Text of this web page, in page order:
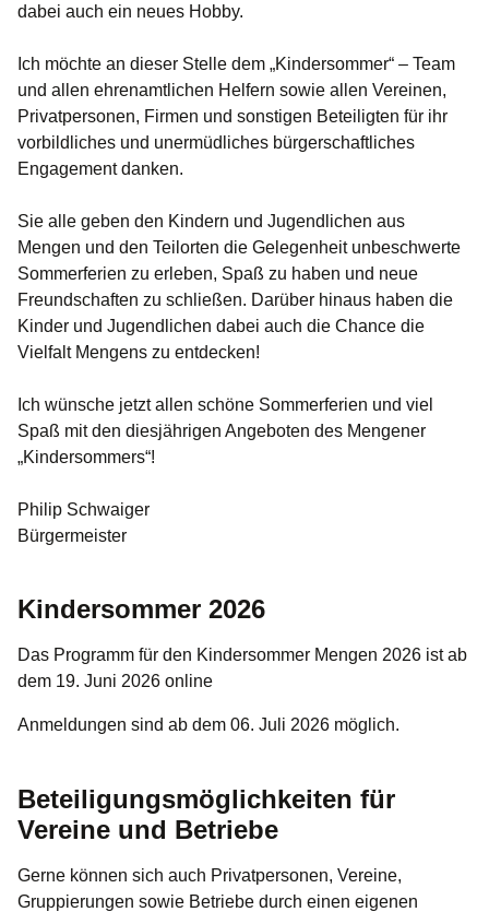
dabei auch ein neues Hobby.
Ich möchte an dieser Stelle dem „Kindersommer“ – Team
und allen ehrenamtlichen Helfern sowie allen Vereinen,
Privatpersonen, Firmen und sonstigen Beteiligten für ihr
vorbildliches und unermüdliches bürgerschaftliches
Engagement danken.
Sie alle geben den Kindern und Jugendlichen aus
Mengen und den Teilorten die Gelegenheit unbeschwerte
Sommerferien zu erleben, Spaß zu haben und neue
Freundschaften zu schließen. Darüber hinaus haben die
Kinder und Jugendlichen dabei auch die Chance die
Vielfalt Mengens zu entdecken!
Ich wünsche jetzt allen schöne Sommerferien und viel
Spaß mit den diesjährigen Angeboten des Mengener
„Kindersommers“!
Philip Schwaiger
Bürgermeister
Kindersommer 2026
Das Programm für den Kindersommer Mengen 2026 ist ab
dem 19. Juni 2026 online
Anmeldungen sind ab dem 06. Juli 2026 möglich.
Beteiligungsmöglichkeiten für
Vereine und Betriebe
Gerne können sich auch Privatpersonen, Vereine,
Gruppierungen sowie Betriebe durch einen eigenen